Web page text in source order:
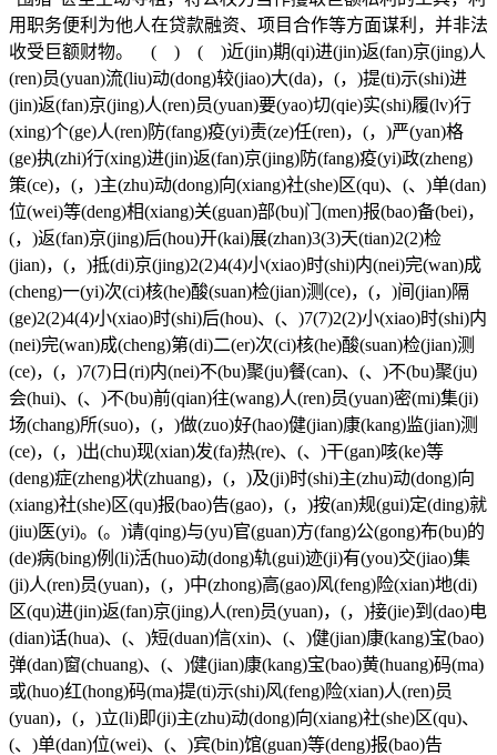
用职务便利为他人在贷款融资、项目合作等方面谋利，并非法
收受巨额财物。 ( ) ( )近(jin)期(qi)进(jin)返(fan)京(jing)人
(ren)员(yuan)流(liu)动(dong)较(jiao)大(da)，(，)提(ti)示(shi)进
(jin)返(fan)京(jing)人(ren)员(yuan)要(yao)切(qie)实(shi)履(lv)行
(xing)个(ge)人(ren)防(fang)疫(yi)责(ze)任(ren)，(，)严(yan)格
(ge)执(zhi)行(xing)进(jin)返(fan)京(jing)防(fang)疫(yi)政(zheng)
策(ce)，(，)主(zhu)动(dong)向(xiang)社(she)区(qu)、(、)单(dan)
位(wei)等(deng)相(xiang)关(guan)部(bu)门(men)报(bao)备(bei)，
(，)返(fan)京(jing)后(hou)开(kai)展(zhan)3(3)天(tian)2(2)检
(jian)，(，)抵(di)京(jing)2(2)4(4)小(xiao)时(shi)内(nei)完(wan)成
(cheng)一(yi)次(ci)核(he)酸(suan)检(jian)测(ce)，(，)间(jian)隔
(ge)2(2)4(4)小(xiao)时(shi)后(hou)、(、)7(7)2(2)小(xiao)时(shi)内
(nei)完(wan)成(cheng)第(di)二(er)次(ci)核(he)酸(suan)检(jian)测
(ce)，(，)7(7)日(ri)内(nei)不(bu)聚(ju)餐(can)、(、)不(bu)聚(ju)
会(hui)、(、)不(bu)前(qian)往(wang)人(ren)员(yuan)密(mi)集(ji)
场(chang)所(suo)，(，)做(zuo)好(hao)健(jian)康(kang)监(jian)测
(ce)，(，)出(chu)现(xian)发(fa)热(re)、(、)干(gan)咳(ke)等
(deng)症(zheng)状(zhuang)，(，)及(ji)时(shi)主(zhu)动(dong)向
(xiang)社(she)区(qu)报(bao)告(gao)，(，)按(an)规(gui)定(ding)就
(jiu)医(yi)。(。)请(qing)与(yu)官(guan)方(fang)公(gong)布(bu)的
(de)病(bing)例(li)活(huo)动(dong)轨(gui)迹(ji)有(you)交(jiao)集
(ji)人(ren)员(yuan)，(，)中(zhong)高(gao)风(feng)险(xian)地(di)
区(qu)进(jin)返(fan)京(jing)人(ren)员(yuan)，(，)接(jie)到(dao)电
(dian)话(hua)、(、)短(duan)信(xin)、(、)健(jian)康(kang)宝(bao)
弹(dan)窗(chuang)、(、)健(jian)康(kang)宝(bao)黄(huang)码(ma)
或(huo)红(hong)码(ma)提(ti)示(shi)风(feng)险(xian)人(ren)员
(yuan)，(，)立(li)即(ji)主(zhu)动(dong)向(xiang)社(she)区(qu)、
(、)单(dan)位(wei)、(、)宾(bin)馆(guan)等(deng)报(bao)告